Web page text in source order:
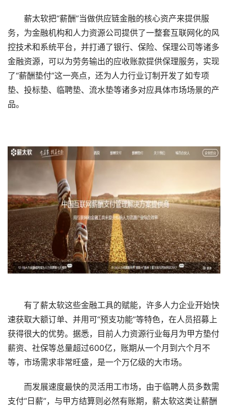
薪太软把“薪酬”当做供应链金融的核心资产来提供服
务，为金融机构和人力资源公司提供了一整套互联网化的风
控技术和系统平台，并打通了银行、保险、保理公司等诸多
金融资源，可以为劳务输出的应收账款提供保理服务，实现
了“薪酬垫付”这一亮点，还为人力行业订制开发了如专项
垫、投标垫、临聘垫、流水垫等诸多对应具体市场场景的产
品。
有了薪太软这些金融工具的赋能，许多人力企业开始快
速获取大额订单、并用可“预支功能”等特色，在人员招募上
获得很大的优势。据悉，目前人力资源行业每月为甲方垫付
薪资、社保等总量超过600亿，账期从一个月到六个月不
等，市场需求非常旺盛，是一个万亿级的大市场。
而发展速度最快的灵活用工市场，由于临聘人员多数需
支付“日薪”，与甲方结算则必然有账期，薪太软这类让薪酬